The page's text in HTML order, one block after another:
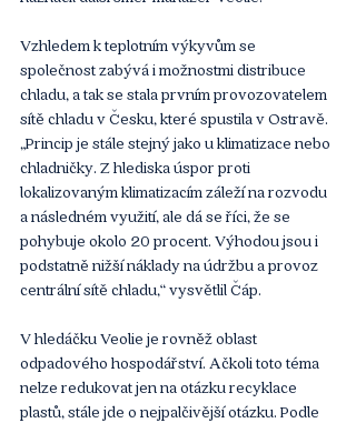
Vzhledem k teplotním výkyvům se
společnost zabývá i možnostmi distribuce
chladu, a tak se stala prvním provozovatelem
sítě chladu v Česku, které spustila v Ostravě.
„Princip je stále stejný jako u klimatizace nebo
chladničky. Z hlediska úspor proti
lokalizovaným klimatizacím záleží na rozvodu
a následném využití, ale dá se říci, že se
pohybuje okolo 20 procent. Výhodou jsou i
podstatně nižší náklady na údržbu a provoz
centrální sítě chladu,“ vysvětlil Čáp.
V hledáčku Veolie je rovněž oblast
odpadového hospodářství. Ačkoli toto téma
nelze redukovat jen na otázku recyklace
plastů, stále jde o nejpalčivější otázku. Podle